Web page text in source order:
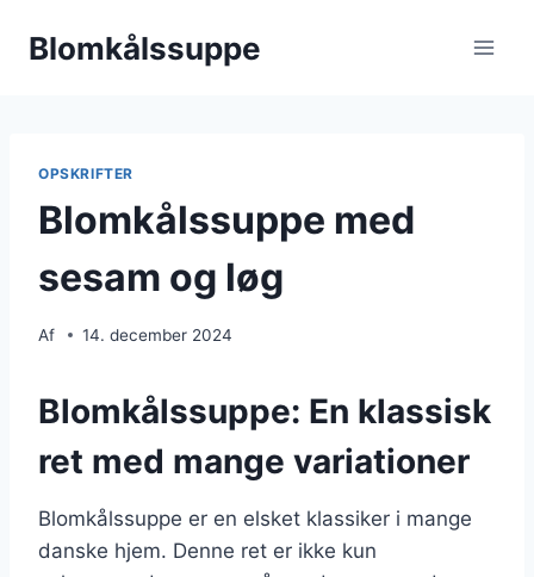
Blomkålssuppe
OPSKRIFTER
Blomkålssuppe med
sesam og løg
Af 14. december 2024
Blomkålssuppe: En klassisk
ret med mange variationer
Blomkålssuppe er en elsket klassiker i mange
danske hjem. Denne ret er ikke kun